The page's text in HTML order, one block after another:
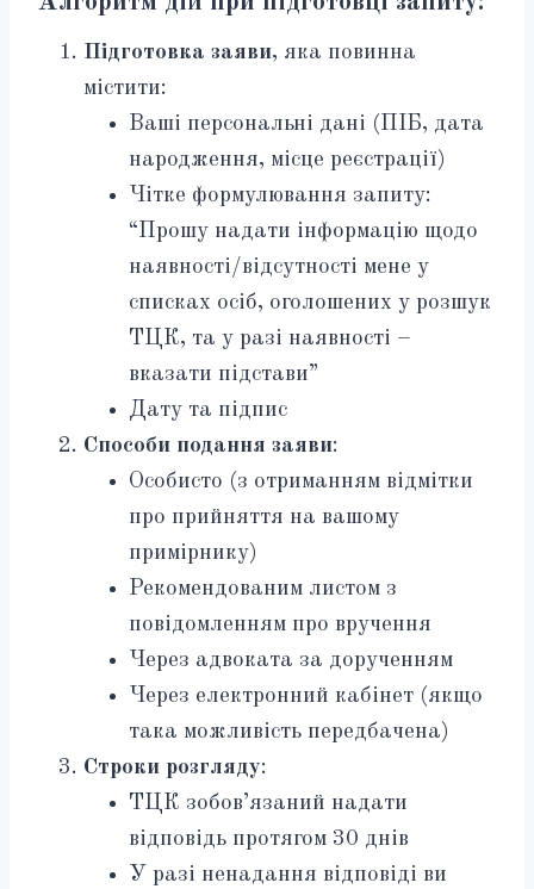
Підготовка заяви, яка повинна
містити:
Ваші персональні дані (ПІБ, дата
народження, місце реєстрації)
Чітке формулювання запиту:
“Прошу надати інформацію щодо
наявності/відсутності мене у
списках осіб, оголошених у розшук
ТЦК, та у разі наявності –
вказати підстави”
Дату та підпис
Способи подання заяви:
Особисто (з отриманням відмітки
про прийняття на вашому
примірнику)
Рекомендованим листом з
повідомленням про вручення
Через адвоката за дорученням
Через електронний кабінет (якщо
така можливість передбачена)
Строки розгляду:
ТЦК зобов’язаний надати
відповідь протягом 30 днів
У разі ненадання відповіді ви